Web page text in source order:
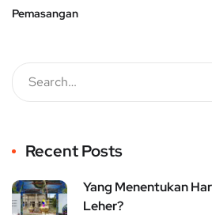
Pemasangan
Recent Posts
Yang Menentukan
Leher?